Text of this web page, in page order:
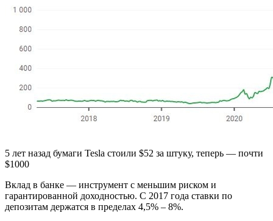
5 лет назад бумаги Tesla стоили $52 за штуку, теперь — почти
$1000
Вклад в банке — инструмент с меньшим риском и
гарантированной доходностью. С 2017 года ставки по
депозитам держатся в пределах 4,5% – 8%.